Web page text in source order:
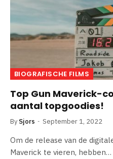
BIOGRAFISCHE FILMS
Top Gun Maverick-
aantal topgoodies!
By Sjors September 1, 2022
Om de release van de
Maverick te vieren, hebben…